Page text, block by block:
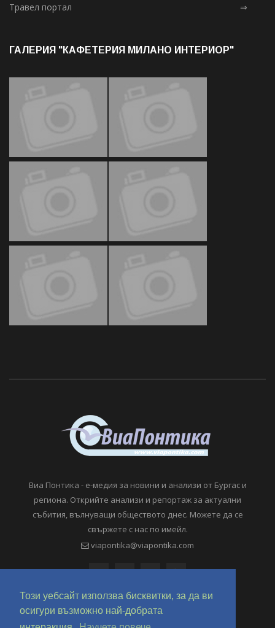
Този уебсайт използва бисквитки, за да ви
осигури възможно най-добрата
Травел портал ⇒
ГАЛЕРИЯ "КАФЕТЕРИЯ МИЛАНО ИНТЕРИОР"
Виа Понтика - е-медия за новини и анализи от Бургас и
региона. Открийте анализи и репортаж за актуални
събития, вълнуващи обществото днес. Можете да се
свържете с нас по имейл.
viapontika@viapontika.com